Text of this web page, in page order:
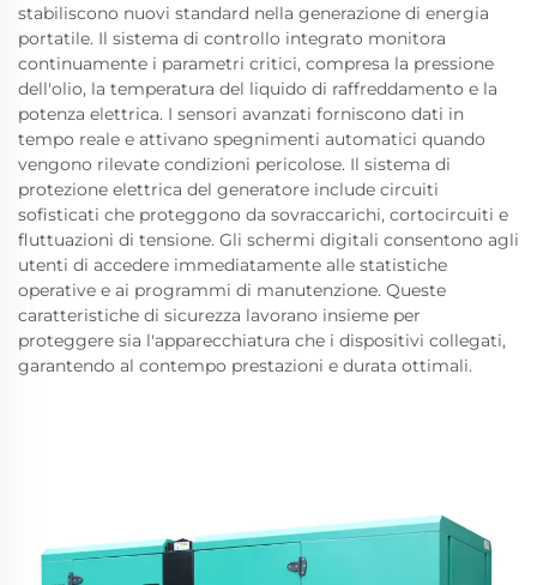
stabiliscono nuovi standard nella generazione di energia
portatile. Il sistema di controllo integrato monitora
continuamente i parametri critici, compresa la pressione
dell'olio, la temperatura del liquido di raffreddamento e la
potenza elettrica. I sensori avanzati forniscono dati in
tempo reale e attivano spegnimenti automatici quando
vengono rilevate condizioni pericolose. Il sistema di
protezione elettrica del generatore include circuiti
sofisticati che proteggono da sovraccarichi, cortocircuiti e
fluttuazioni di tensione. Gli schermi digitali consentono agli
utenti di accedere immediatamente alle statistiche
operative e ai programmi di manutenzione. Queste
caratteristiche di sicurezza lavorano insieme per
proteggere sia l'apparecchiatura che i dispositivi collegati,
garantendo al contempo prestazioni e durata ottimali.